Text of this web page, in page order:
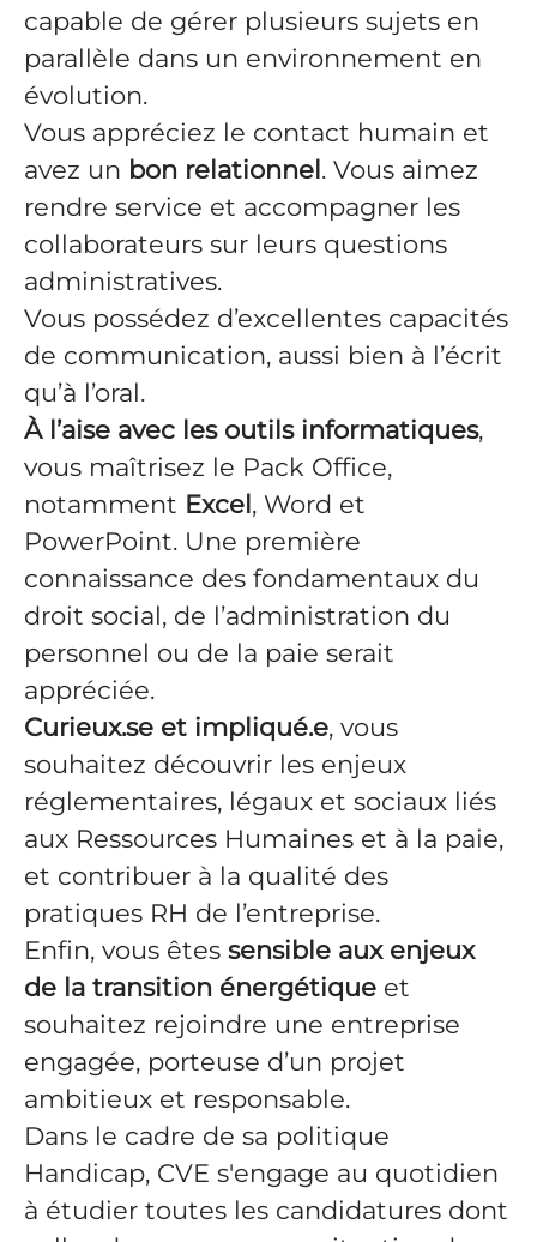
capable de gérer plusieurs sujets en
parallèle dans un environnement en
évolution.
Vous appréciez le contact humain et
avez un bon relationnel. Vous aimez
rendre service et accompagner les
collaborateurs sur leurs questions
administratives.
Vous possédez d’excellentes capacités
de communication, aussi bien à l’écrit
qu’à l’oral.
À l’aise avec les outils informatiques,
vous maîtrisez le Pack Office,
notamment Excel, Word et
PowerPoint. Une première
connaissance des fondamentaux du
droit social, de l’administration du
personnel ou de la paie serait
appréciée.
Curieux.se et impliqué.e, vous
souhaitez découvrir les enjeux
réglementaires, légaux et sociaux liés
aux Ressources Humaines et à la paie,
et contribuer à la qualité des
pratiques RH de l’entreprise.
Enfin, vous êtes sensible aux enjeux
de la transition énergétique et
souhaitez rejoindre une entreprise
engagée, porteuse d’un projet
ambitieux et responsable.
Dans le cadre de sa politique
Handicap, CVE s'engage au quotidien
à étudier toutes les candidatures dont